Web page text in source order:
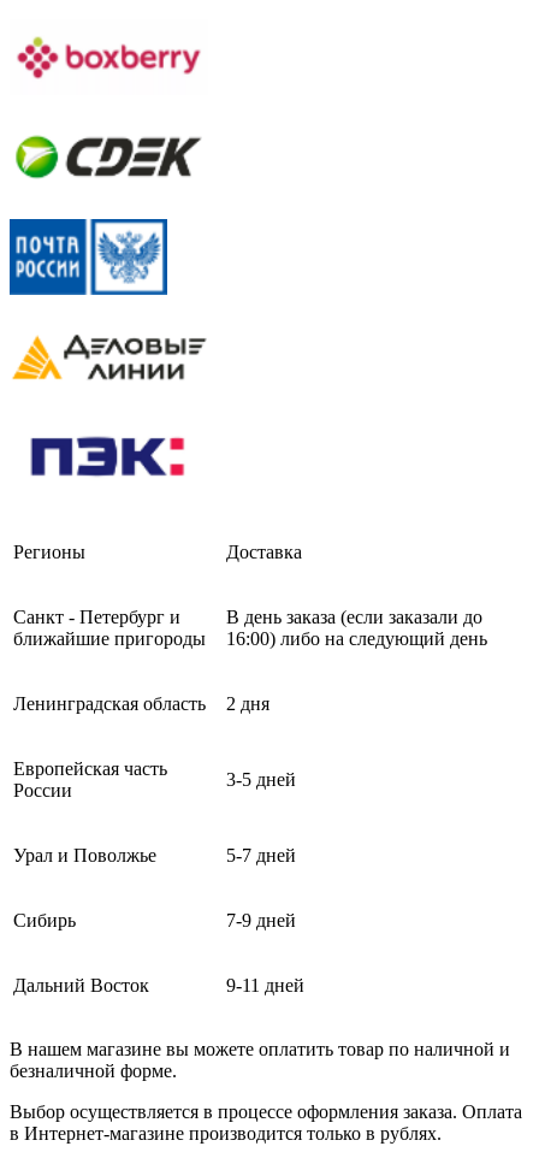
Регионы Доставка
Санкт - Петербург и
ближайшие пригороды
В день заказа (если заказали до
16:00) либо на следующий день
Ленинградская область 2 дня
Европейская часть
России
3-5 дней
Урал и Поволжье 5-7 дней
Сибирь 7-9 дней
Дальний Восток 9-11 дней
В нашем магазине вы можете оплатить товар по наличной и
безналичной форме.
Выбор осуществляется в процессе оформления заказа. Оплата
в Интернет-магазине производится только в рублях.